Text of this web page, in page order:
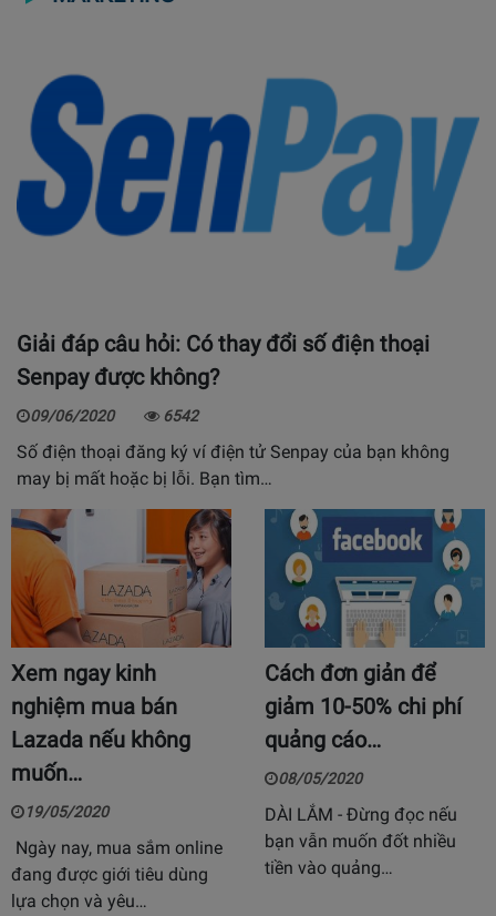
Giải đáp câu hỏi: Có thay đổi số điện thoại
Senpay được không?
09/06/2020 6542
Số điện thoại đăng ký ví điện tử Senpay của bạn không
may bị mất hoặc bị lỗi. Bạn tìm…
Xem ngay kinh
nghiệm mua bán
Lazada nếu không
muốn…
19/05/2020
Ngày nay, mua sắm online
đang được giới tiêu dùng
lựa chọn và yêu…
Cách đơn giản để
giảm 10-50% chi phí
quảng cáo…
08/05/2020
DÀI LẮM - Đừng đọc nếu
bạn vẫn muốn đốt nhiều
tiền vào quảng…